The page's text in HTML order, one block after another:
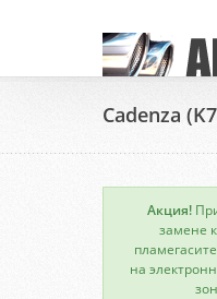
Cadenza
Акция!
замене
на